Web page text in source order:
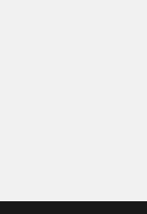
siteleri